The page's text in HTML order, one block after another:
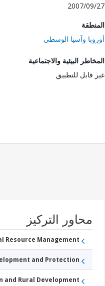
2007/09/27
المنطقة
أوروبا وآسيا الوسطى
المخاطر البيئية والاجتماعية
غير قابل للتطبيق
محاور التركيز
Resource Management
and Protection
and Rural Development